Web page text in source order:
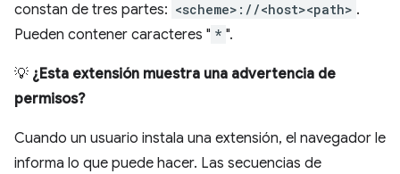
constan de tres partes: <scheme>://<host><path> .
Pueden contener caracteres " * ".
💡 ¿Esta extensión muestra una advertencia de
permisos?
Cuando un usuario instala una extensión, el navegador le
informa lo que puede hacer. Las secuencias de